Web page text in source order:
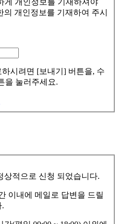
개인정보를 기재하여 주시
시려면 [보내기] 버튼을, 수
을 눌러주세요.
상적으로 신청 되었습니다.
이내에 메일로 답변을 드릴
.